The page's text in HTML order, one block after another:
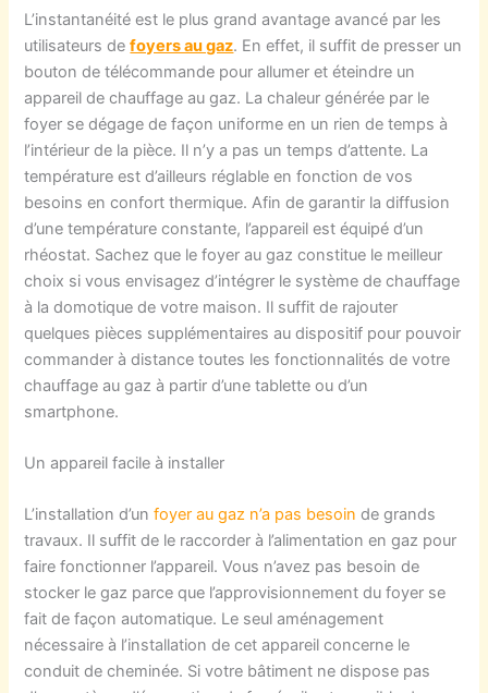
L’instantanéité est le plus grand avantage avancé par les
utilisateurs defoyers au gaz. En effet, il suffit de presser un
bouton de télécommande pour allumer et éteindre un
appareil de chauffage au gaz. La chaleur générée par le
foyer se dégage de façon uniforme en un rien de temps à
l’intérieur de la pièce. Il n’y a pas un temps d’attente. La
température est d’ailleurs réglable en fonction de vos
besoins en confort thermique. Afin de garantir la diffusion
d’une température constante, l’appareil est équipé d’un
rhéostat. Sachez que le foyer au gaz constitue le meilleur
choix si vous envisagez d’intégrer le système de chauffage
à la domotique de votre maison. Il suffit de rajouter
quelques pièces supplémentaires au dispositif pour pouvoir
commander à distance toutes les fonctionnalités de votre
chauffage au gaz à partir d’une tablette ou d’un
smartphone.
Un appareil facile à installer
L’installation d’unfoyer au gaz n’a pas besoin de grands
travaux. Il suffit de le raccorder à l’alimentation en gaz pour
faire fonctionner l’appareil. Vous n’avez pas besoin de
stocker le gaz parce que l’approvisionnement du foyer se
fait de façon automatique. Le seul aménagement
nécessaire à l’installation de cet appareil concerne le
conduit de cheminée. Si votre bâtiment ne dispose pas